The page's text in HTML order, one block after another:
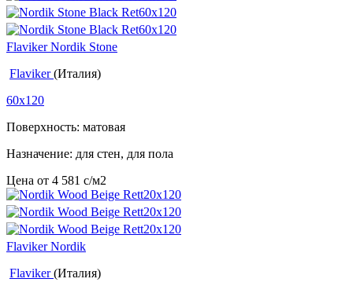
Flaviker Nordik Stone
Flaviker(Италия)
60x120
Поверхность: матовая
Назначение: для стен, для пола
Цена от 4 581 c/м2
Flaviker Nordik
Flaviker(Италия)